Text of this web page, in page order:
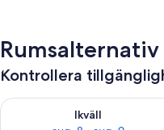
Rumsalternativ
Kontrollera
Ikväll
Kontrollera tillgängligheten